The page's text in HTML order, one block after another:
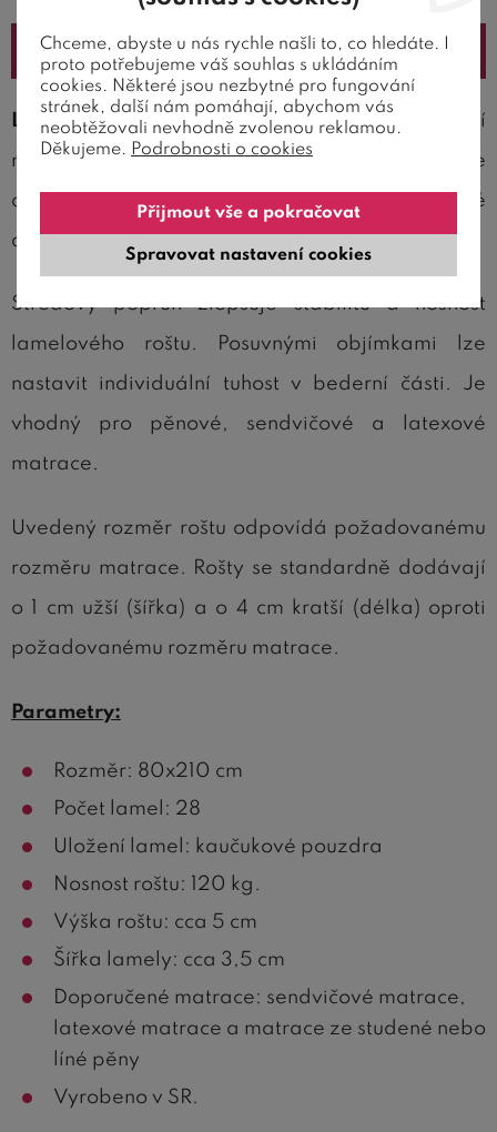
Popis
Lamelový rošt DOUBLE T5představuje kvalitní
rošt za dobrou cenu. Pružné lamely uložené ve
dvojicích v kaučukových pouzdrech jsou rozložené
do 3 anatomických zón.
Středový popruh zlepšuje stabilitu a nosnost
lamelového roštu. Posuvnými objímkami lze
nastavit individuální tuhost v bederní části. Je
vhodný pro pěnové, sendvičové a latexové
matrace.
Uvedený rozměr roštu odpovídá požadovanému
rozměru matrace. Rošty se standardně dodávají
o 1 cm užší (šířka) a o 4 cm kratší (délka) oproti
požadovanému rozměru matrace.
Parametry:
Rozměr: 80x210 cm
Počet lamel: 28
Uložení lamel: kaučukové pouzdra
Nosnost roštu: 120 kg.
Výška roštu: cca 5 cm
Šířka lamely: cca 3,5 cm
Doporučené matrace: sendvičové matrace,
latexové matrace a matrace ze studené nebo
líné pěny
Vyrobeno v SR.
Chceme, abyste u nás rychle našli to, co hledáte. I
proto potřebujeme váš souhlas s ukládáním
cookies. Některé jsou nezbytné pro fungování
stránek, další nám pomáhají, abychom vás
neobtěžovali nevhodně zvolenou reklamou.
Děkujeme. Podrobnosti o cookies
Spravovat nastavení cookies
Přijmout vše a pokračovat